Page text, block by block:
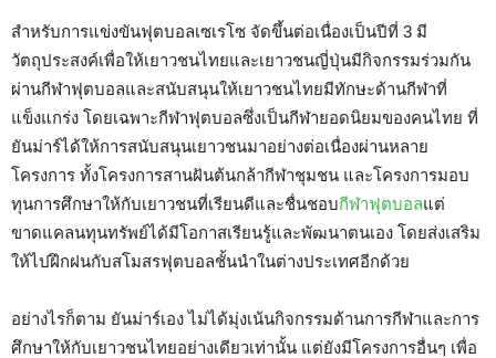
สำหรับการแข่งขันฟุตบอลเซเรโซ จัดขึ้นต่อเนื่องเป็นปีที่ 3 มี
วัตถุประสงค์เพื่อให้เยาวชนไทยและเยาวชนญี่ปุ่นมีกิจกรรมร่วมกัน
ผ่านกีฬาฟุตบอลและสนับสนุนให้เยาวชนไทยมีทักษะด้านกีฬาที่
แข็งแกร่ง โดยเฉพาะกีฬาฟุตบอลซึ่งเป็นกีฬายอดนิยมของคนไทย ที่
ยันม่าร์ได้ให้การสนับสนุนเยาวชนมาอย่างต่อเนื่องผ่านหลาย
โครงการ ทั้งโครงการสานฝันต้นกล้ากีฬาชุมชน และโครงการมอบ
ทุนการศึกษาให้กับเยาวชนที่เรียนดีและชื่นชอบกีฬาฟุตบอลแต่
ขาดแคลนทุนทรัพย์ได้มีโอกาสเรียนรู้และพัฒนาตนเอง โดยส่งเสริม
ให้ไปฝึกฝนกับสโมสรฟุตบอลชั้นนำในต่างประเทศอีกด้วย
อย่างไรก็ตาม ยันม่าร์เอง ไม่ได้มุ่งเน้นกิจกรรมด้านการกีฬาและการ
ศึกษาให้กับเยาวชนไทยอย่างเดียวเท่านั้น แต่ยังมีโครงการอื่นๆ เพื่อ